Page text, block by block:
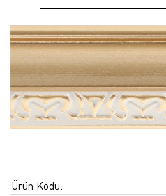
Ürün Kodu: